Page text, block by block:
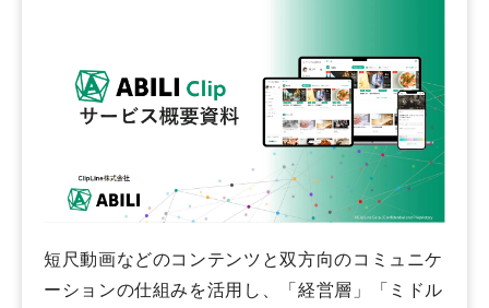
短尺動画などのコンテンツと双方向のコミュニケ
ーションの仕組みを活用し、「経営層」「ミドル